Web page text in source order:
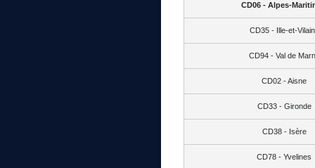
CD06 - Alpes-
CD35 - Ille-et-
CD94 - Val de
CD02 - Aisne
CD33 - Gironde
CD38 - Isère
CD78 - Yvelines